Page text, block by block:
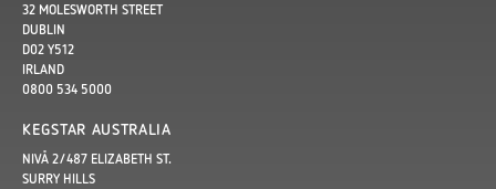
32 MOLESWORTH STREET
DUBLIN
D02 Y512
IRLAND
0800 534 5000
KEGSTAR AUSTRALIA
NIVÅ 2/487 ELIZABETH ST.
SURRY HILLS